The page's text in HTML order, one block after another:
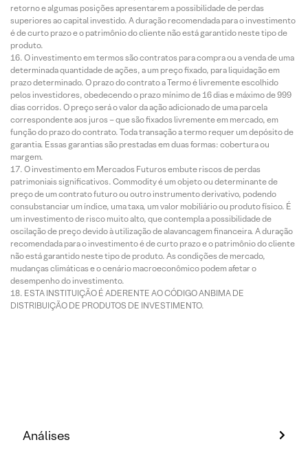
retorno e algumas posições apresentarem a possibilidade de perdas
superiores ao capital investido. A duração recomendada para o investimento
é de curto prazo e o patrimônio do cliente não está garantido neste tipo de
produto.
O investimento em termos são contratos para compra ou a venda de uma
determinada quantidade de ações, a um preço fixado, para liquidação em
prazo determinado. O prazo do contrato a Termo é livremente escolhido
pelos investidores, obedecendo o prazo mínimo de 16 dias e máximo de 999
dias corridos. O preço será o valor da ação adicionado de uma parcela
correspondente aos juros – que são fixados livremente em mercado, em
função do prazo do contrato. Toda transação a termo requer um depósito de
garantia. Essas garantias são prestadas em duas formas: cobertura ou
margem.
O investimento em Mercados Futuros embute riscos de perdas
patrimoniais significativos. Commodity é um objeto ou determinante de
preço de um contrato futuro ou outro instrumento derivativo, podendo
consubstanciar um índice, uma taxa, um valor mobiliário ou produto físico. É
um investimento de risco muito alto, que contempla a possibilidade de
oscilação de preço devido à utilização de alavancagem financeira. A duração
recomendada para o investimento é de curto prazo e o patrimônio do cliente
não está garantido neste tipo de produto. As condições de mercado,
mudanças climáticas e o cenário macroeconômico podem afetar o
desempenho do investimento.
ESTA INSTITUIÇÃO É ADERENTE AO CÓDIGO ANBIMA DE
DISTRIBUIÇÃO DE PRODUTOS DE INVESTIMENTO.
Análises